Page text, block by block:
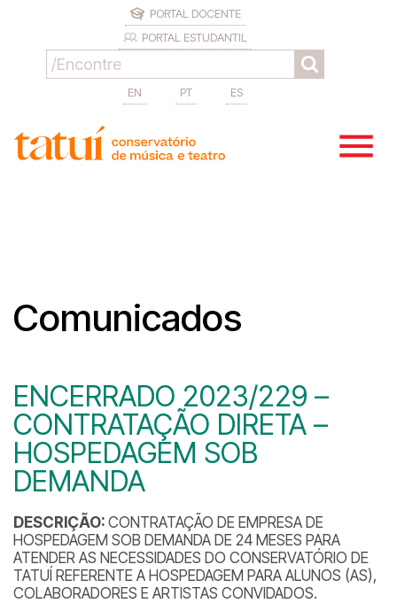
PORTAL DOCENTE
PORTAL ESTUDANTIL
EN PT ES
Comunicados
ENCERRADO 2023/229 –
CONTRATAÇÃO DIRETA –
HOSPEDAGEM SOB
DEMANDA
DESCRIÇÃO: CONTRATAÇÃO DE EMPRESA DE
HOSPEDAGEM SOB DEMANDA DE 24 MESES PARA
ATENDER AS NECESSIDADES DO CONSERVATÓRIO DE
TATUÍ REFERENTE A HOSPEDAGEM PARA ALUNOS (AS),
COLABORADORES E ARTISTAS CONVIDADOS.